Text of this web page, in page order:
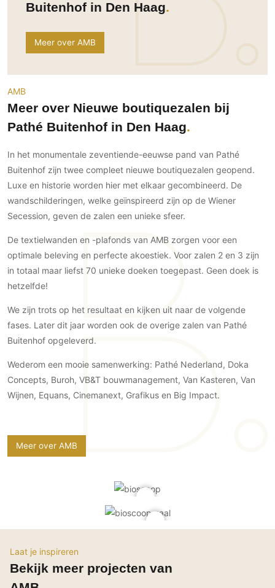
Woondecoratie
Inrichting
Bedden
Meubels
Verlichting
Haarden
Interieurbouw
Trappen
Keuken
Keukenapparatuur
Keukenbladen
Keukenaccessoires
Keukenkranen
Ramen en deuren
Aluminium deuren
Deurbeslag
Raambeslag
Vloeren
PVC vloeren
Ramen
Deursystemen
Vouwwanden
Garagedeuren
Zonwering
Overig
Autolift
Gevel
Houten gevelbekleding
Stucwerk
Schilderwerk buiten
Tuinmeubelen
Hekwerken en poorten
Zwemmen
Zwembad en zwemvijver
Vloer
Houten buitenvloeren
buitenvloeren
Vlonders
Zonwering
Zonwering buiten
Kinderkamer
Slaapkamer
Wijnkelder
Woonkamer
Buitenkijken
Bijgebouw / Poolhouse
Terrasoverkapping
Tuin
Villa
Zwembad
Horeca
Kantoor
Buitenhof in Den Haag
Meer over AMB
AMB
Meer over Nieuwe boutiquezalen bij
Pathé Buitenhof in Den Haag
In het monumentale zeventiende-eeuwse pand van Pathé
Buitenhof zijn twee compleet nieuwe boutiquezalen geopend.
Luxe en historie worden hier met elkaar gecombineerd. De
wandschilderingen, welke geïnspireerd zijn op de Wiener
Secession, geven de zalen een unieke sfeer.
De textielwanden en -plafonds van AMB zorgen voor een
optimale beleving en perfecte akoestiek. Voor zalen 2 en 3 zijn
in totaal maar liefst 70 unieke doeken toegepast. Geen doek is
hetzelfde!
We zijn trots op het resultaat en kijken uit naar de volgende
fases. Later dit jaar worden ook de overige zalen van Pathé
Buitenhof opgeleverd.
Wederom een mooie samenwerking: Pathé Nederland, Doka
Concepts, Buroh, VB&T bouwmanagement, Van Kasteren, Van
Wijnen, Equans, Cinemanext, Grafikus en Big Impact.
Meer over AMB
Laat je inspireren
Bekijk meer projecten van